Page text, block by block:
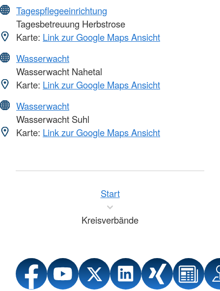
Tagespflegeeinrichtung
Tagesbetreuung Herbstrose
Karte: Link zur Google Maps Ansicht
Wasserwacht
Wasserwacht Nahetal
Karte: Link zur Google Maps Ansicht
Wasserwacht
Wasserwacht Suhl
Karte: Link zur Google Maps Ansicht
Start
Kreisverbände